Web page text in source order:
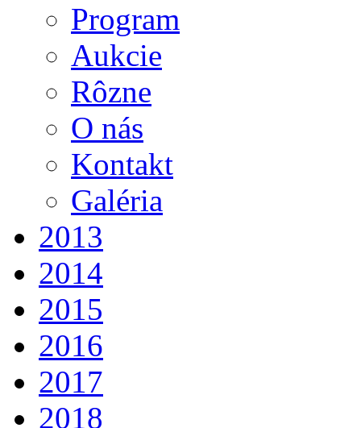
Program
Aukcie
Rôzne
O nás
Kontakt
Galéria
2013
2014
2015
2016
2017
2018